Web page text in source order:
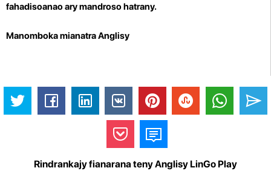
fahadisoanao ary mandroso hatrany.
Manomboka mianatra Anglisy
Rindrankajy fianarana teny Anglisy LinGo Play